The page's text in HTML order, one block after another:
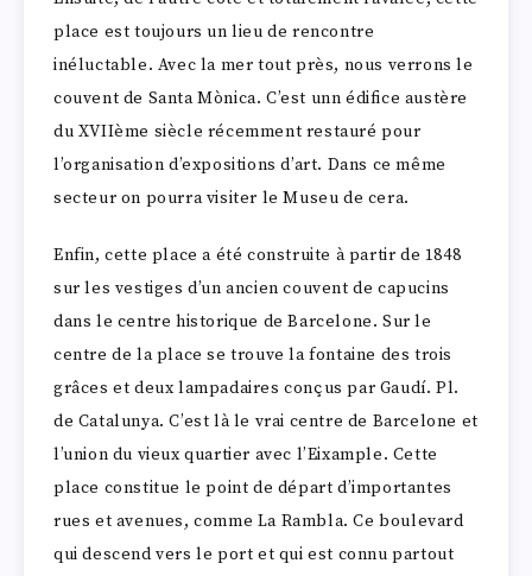
place est toujours un lieu de rencontre
inéluctable. Avec la mer tout près, nous verrons le
couvent de Santa Mònica. C’est unn édifice austère
du XVIIème siècle récemment restauré pour
l’organisation d’expositions d’art. Dans ce même
secteur on pourra visiter le Museu de cera.
Enfin, cette place a été construite à partir de 1848
sur les vestiges d’un ancien couvent de capucins
dans le centre historique de Barcelone. Sur le
centre de la place se trouve la fontaine des trois
grâces et deux lampadaires conçus par Gaudí. Pl.
de Catalunya. C’est là le vrai centre de Barcelone et
l’union du vieux quartier avec l’Eixample. Cette
place constitue le point de départ d’importantes
rues et avenues, comme La Rambla. Ce boulevard
qui descend vers le port et qui est connu partout